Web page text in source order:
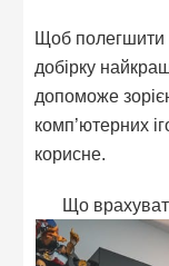
Щоб полегшити
добірку
допоможе
комп’ютерних
корисне.
Що